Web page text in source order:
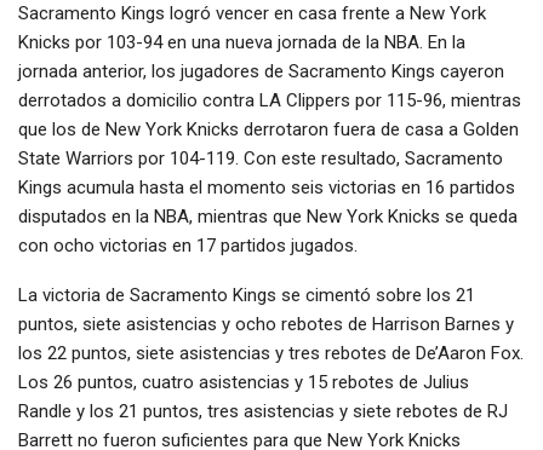
Sacramento Kings logró vencer en casa frente a New York
Knicks por 103-94 en una nueva jornada de la NBA. En la
jornada anterior, los jugadores de Sacramento Kings cayeron
derrotados a domicilio contra LA Clippers por 115-96, mientras
que los de New York Knicks derrotaron fuera de casa a Golden
State Warriors por 104-119. Con este resultado, Sacramento
Kings acumula hasta el momento seis victorias en 16 partidos
disputados en la NBA, mientras que New York Knicks se queda
con ocho victorias en 17 partidos jugados.
La victoria de Sacramento Kings se cimentó sobre los 21
puntos, siete asistencias y ocho rebotes de Harrison Barnes y
los 22 puntos, siete asistencias y tres rebotes de De’Aaron Fox.
Los 26 puntos, cuatro asistencias y 15 rebotes de Julius
Randle y los 21 puntos, tres asistencias y siete rebotes de RJ
Barrett no fueron suficientes para que New York Knicks